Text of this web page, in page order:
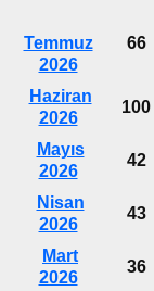
Temmuz
2026
66
Haziran
2026
100
Mayıs
2026
42
Nisan
2026
43
Mart
2026
36